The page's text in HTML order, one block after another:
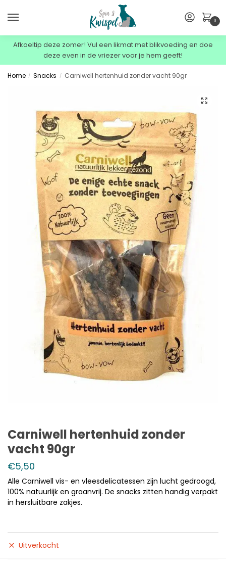
0
Afkoeltip deze zomer! Vul een likmat met blikvoeding en doe
deze even in de vriezer voor je hem geeft!
Home / Snacks / Carniwell hertenhuid zonder vacht 90gr
Carniwell hertenhuid zonder
vacht 90gr
€5,50
Alle Carniwell vis- en vleesdelicatessen zijn lucht gedroogd,
100% natuurlijk en graanvrij. De snacks zitten handig verpakt
in hersluitbare zakjes.
Uitverkocht